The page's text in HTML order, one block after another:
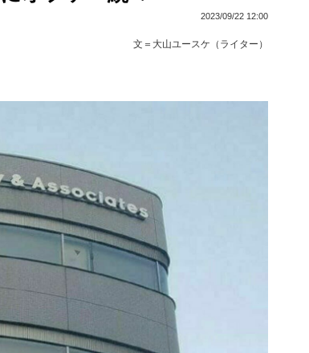
2023/09/22 12:00
文＝ 大山ユースケ（ライター）